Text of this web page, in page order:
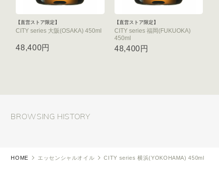
【直営ストア限定】
CITY series 大阪(OSAKA) 450ml
48,400円
【直営ストア限定】
CITY series 福岡(FUKUOKA)
450ml
48,400円
BROWSING HISTORY
HOME エッセンシャルオイル CITY series 横浜(YOKOHAMA) 450ml